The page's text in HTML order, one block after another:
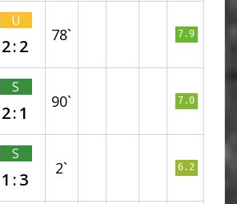
U
2:2
78` 7.9
S
2:1
90` 7.0
S
1:3
2` 6.2